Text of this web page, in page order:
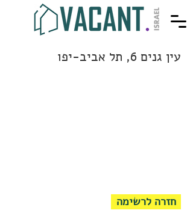
עין גנים 6, תל אביב-יפו
חזרה לרשימה